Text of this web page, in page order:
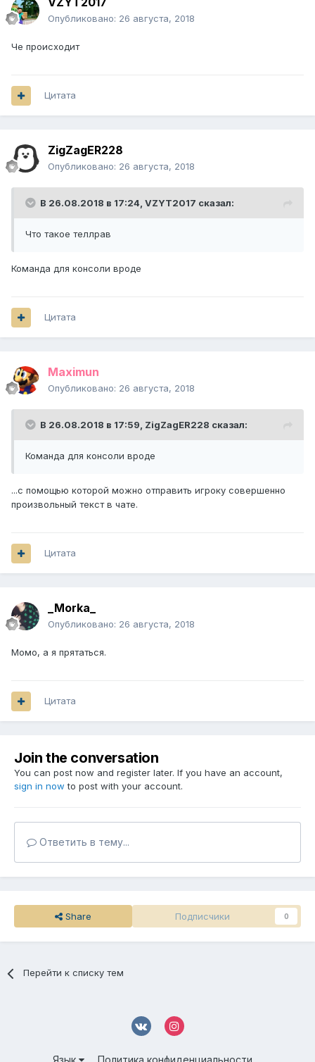
Опубликовано: 26 августа, 2018
Че происходит
Цитата
ZigZagER228
Опубликовано: 26 августа, 2018
В 26.08.2018 в 17:24, VZYT2017 сказал:
Что такое теллрав
Команда для консоли вроде
Цитата
Maximun
Опубликовано: 26 августа, 2018
В 26.08.2018 в 17:59, ZigZagER228 сказал:
Команда для консоли вроде
...с помощью которой можно отправить игроку совершенно
произвольный текст в чате.
Цитата
_Morka_
Опубликовано: 26 августа, 2018
Момо, а я прятаться.
Цитата
Join the conversation
You can post now and register later. If you have an account,
sign in now to post with your account.
Ответить в тему...
Share Подписчики 0
Перейти к списку тем
Язык Политика конфиденциальности